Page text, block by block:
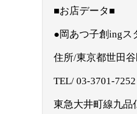
■お店データ■
●岡あつ子創ingス
住所/東京都世田
TEL/ 03-3701-7252
東急大井町線九品